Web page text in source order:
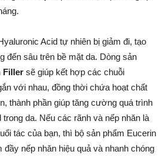
Acid tự nhiên bị giảm đi, tạo
đến sâu trên bề mặt da. Dòng sản
Filler sẽ giúp kết hợp các chuỗi
với nhau, đồng thời chứa hoạt chất
thành phần giúp tăng cường quá trình
da. Nếu các rãnh và nếp nhăn là
tác của bạn, thì bộ sản phẩm Eucerin
đầy nếp nhăn hiệu quả và nhanh chóng